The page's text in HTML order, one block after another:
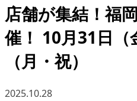
店舗が集結！福
催！ 10月31日（
（月・祝）
2025.10.28